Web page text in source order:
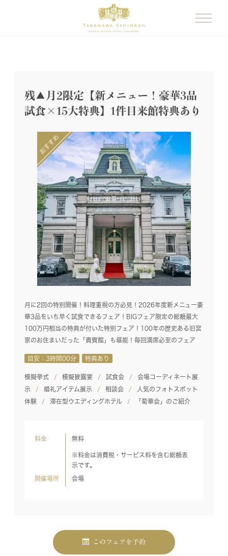
残▲月2限定【新メニュー！豪華3品
試食×15大特典】1件目来館特典あり
月に2回の特別開催！料理重視の方必見！2026年度新メニュー豪
華3品をいち早く試食できるフェア！BIGフェア限定の総額最大
100万円相当の特典が付いた特別フェア！100年の歴史ある旧宮
家のお住まいだった「貴賓館」も堪能！毎回満席必至のフェア
目安：3時間00分 特典あり
模擬挙式 模擬披露宴 試食会
会場コーディネート展
示
婚礼アイテム展示 相談会
人気のフォトスポット
体験
滞在型ウエディングホテル 「菊華会」のご紹介
料金 無料
※料金は消費税・サービス料を含む総額表
示です。
開催場所 会場
このフェアを予約